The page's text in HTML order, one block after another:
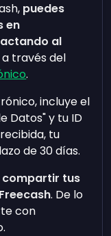
puedes
en
al
a través del
.
incluye el
Datos" y tu ID
tu
de 30 días.
compartir tus
. De lo
con